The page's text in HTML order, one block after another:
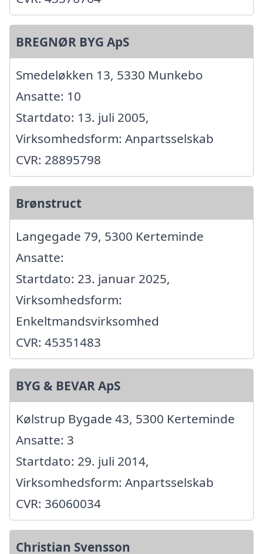
BREGNØR BYG ApS
Smedeløkken 13, 5330 Munkebo
Ansatte: 10
Startdato: 13. juli 2005,
Virksomhedsform: Anpartsselskab
CVR: 28895798
Brønstruct
Langegade 79, 5300 Kerteminde
Ansatte:
Startdato: 23. januar 2025,
Virksomhedsform:
Enkeltmandsvirksomhed
CVR: 45351483
BYG & BEVAR ApS
Kølstrup Bygade 43, 5300 Kerteminde
Ansatte: 3
Startdato: 29. juli 2014,
Virksomhedsform: Anpartsselskab
CVR: 36060034
Christian Svensson